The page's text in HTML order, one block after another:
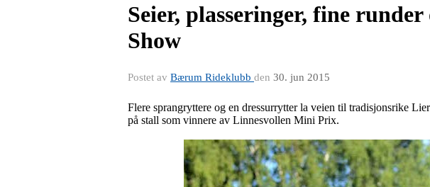
Seier, plasseringer, fine
Show
Postet av Bærum Rideklubb den 30. jun 2015
Flere sprangryttere og en dressurrytter la veien til tradisjonsrike
på stall som vinnere av Linnesvollen Mini Prix.